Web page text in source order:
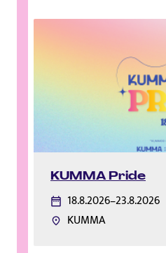
KUMMA Pride
18.8.2026–23.8.2026
KUMMA